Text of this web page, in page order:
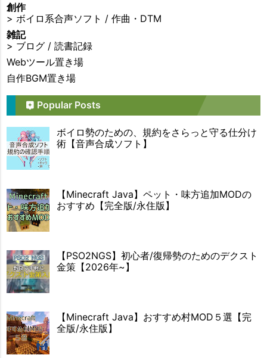
創作
> ボイロ系合声ソフト /作曲・DTM
雑記
> ブログ /読書記録
Webツール置き場
自作BGM置き場
Popular Posts
ボイロ勢のための、規約をさらっと守る仕分け
術【音声合成ソフト】
【Minecraft Java】ペット・味方追加MODの
おすすめ【完全版/永住版】
【PSO2NGS】初心者/復帰勢のためのデクスト
金策【2026年~】
【Minecraft Java】おすすめ村MOD５選【完
全版/永住版】